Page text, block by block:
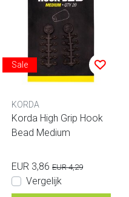
Sale
KORDA
Korda High Grip Hook
Bead Medium
EUR 3,86 EUR 4,29
Vergelijk